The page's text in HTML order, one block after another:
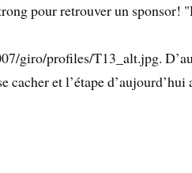
pour retrouver un sponsor!
giro/profiles/T13_alt.jpg.
cacher et l’étape d’aujourd’hui